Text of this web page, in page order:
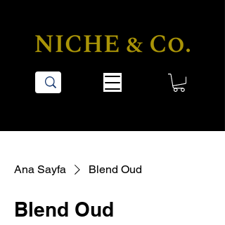
Ana Sayfa Blend Oud
Blend Oud